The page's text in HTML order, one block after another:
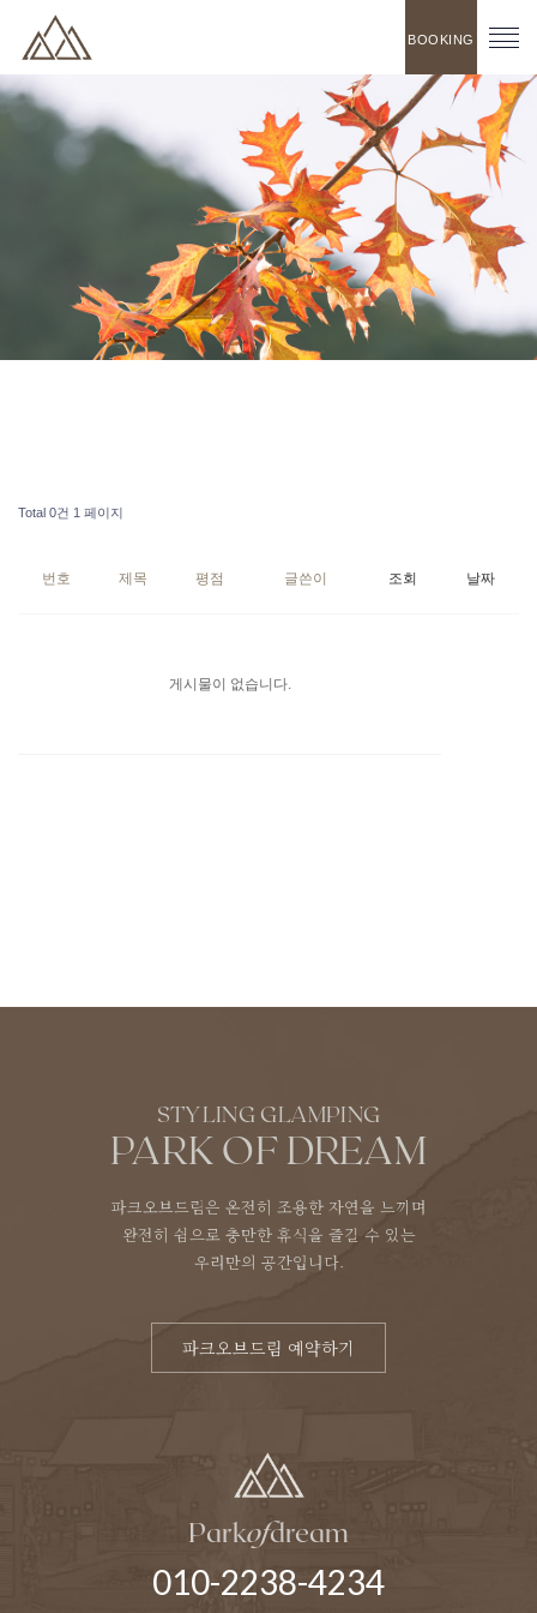
BOOKING
Total 0건 1 페이지
번호 제목 평점 글쓴이 조회 날짜
게시물이 없습니다.
STYLING GLAMPING
PARK OF DREAM
파크오브드림은 온전히 조용한 자연을 느끼며
완전히 쉼으로 충만한 휴식을 즐길 수 있는
우리만의 공간입니다.
파크오브드림 예약하기
Parkofdream
010-2238-4234